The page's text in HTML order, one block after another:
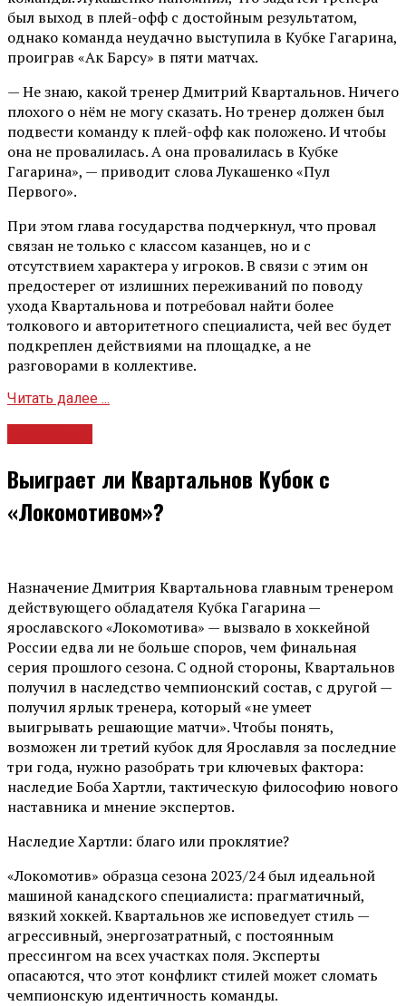
был выход в плей-офф с достойным результатом,
однако команда неудачно выступила в Кубке Гагарина,
проиграв «Ак Барсу» в пяти матчах.
— Не знаю, какой тренер Дмитрий Квартальнов. Ничего
плохого о нём не могу сказать. Но тренер должен был
подвести команду к плей-офф как положено. И чтобы
она не провалилась. А она провалилась в Кубке
Гагарина», — приводит слова Лукашенко «Пул
Первого».
При этом глава государства подчеркнул, что провал
связан не только с классом казанцев, но и с
отсутствием характера у игроков. В связи с этим он
предостерег от излишних переживаний по поводу
ухода Квартальнова и потребовал найти более
толкового и авторитетного специалиста, чей вес будет
подкреплен действиями на площадке, а не
разговорами в коллективе.
Читать далее ...
Выиграет ли Квартальнов Кубок с
«Локомотивом»?
Назначение Дмитрия Квартальнова главным тренером
действующего обладателя Кубка Гагарина —
ярославского «Локомотива» — вызвало в хоккейной
России едва ли не больше споров, чем финальная
серия прошлого сезона. С одной стороны, Квартальнов
получил в наследство чемпионский состав, с другой —
получил ярлык тренера, который «не умеет
выигрывать решающие матчи». Чтобы понять,
возможен ли третий кубок для Ярославля за последние
три года, нужно разобрать три ключевых фактора:
наследие Боба Хартли, тактическую философию нового
наставника и мнение экспертов.
Наследие Хартли: благо или проклятие?
«Локомотив» образца сезона 2023/24 был идеальной
машиной канадского специалиста: прагматичный,
вязкий хоккей. Квартальнов же исповедует стиль —
агрессивный, энергозатратный, с постоянным
прессингом на всех участках поля. Эксперты
опасаются, что этот конфликт стилей может сломать
чемпионскую идентичность команды.